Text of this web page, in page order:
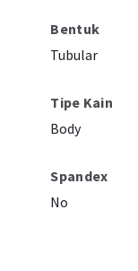
Bentuk
Tubular
Tipe Kain
Body
Spandex
No